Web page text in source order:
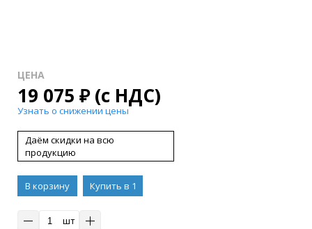
ЦЕНА
19 075 ₽(с НДС)
Узнать о снижении цены
Даём скидки на всю
продукцию
В корзину
Купить в 1
шт